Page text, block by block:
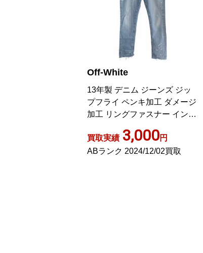
Off-White
13年製 デニム ジーンズ ジッ
プフライ ペンキ加工 ダメージ
加工 リングファスナー インデ
買取実績 3,000円
ABランク 2024/12/02買取